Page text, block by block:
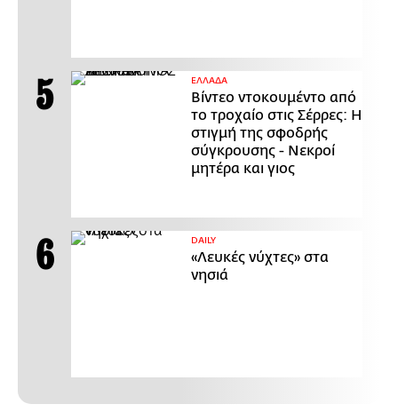
ΕΛΛΑΔΑ
Βίντεο ντοκουμέντο από
το τροχαίο στις Σέρρες: Η
στιγμή της σφοδρής
σύγκρουσης - Νεκροί
μητέρα και γιος
DAILY
«Λευκές νύχτες» στα
νησιά